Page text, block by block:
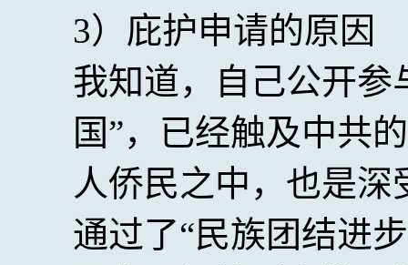
3）庇护申请的原因
我知道，自己公开参
国”，已经触及中共
人侨民之中，也是
通过了“民族团结进